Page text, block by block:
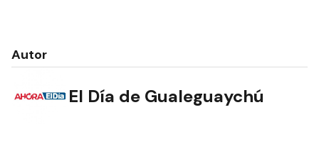
Autor
El Día de Gualeguaychú